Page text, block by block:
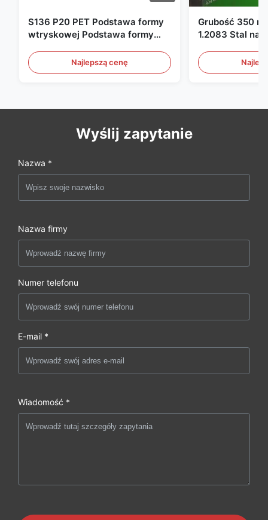
S136 P20 PET Podstawa formy
wtryskowej Podstawa formy
Najlepszą cenę
Grubość 350
1.2083 Stal
Wyślij zapytanie
Nazwa *
Nazwa firmy
Numer telefonu
E-mail *
Wiadomość *